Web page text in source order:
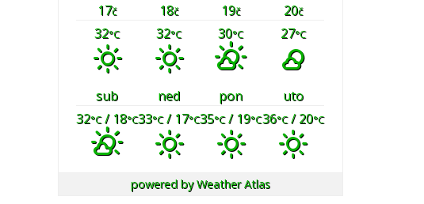
17č 18č 19č 20č
32°C 32°C 30°C 27°C
sub ned pon
uto
32°C/ 18°C33°C/ 17°C35°C/ 19°C36°C/ 20°C
powered byWeather Atlas